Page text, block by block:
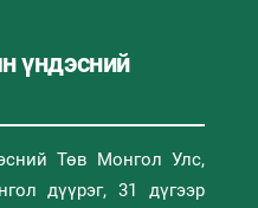
үндэсний
Төв Монгол Улс,
дүүрэг, 31 дүгээр